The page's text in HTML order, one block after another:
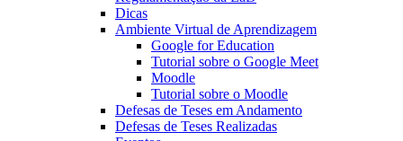
Dicas
Ambiente Virtual de Aprendizagem
Google for Education
Tutorial sobre o Google Meet
Moodle
Tutorial sobre o Moodle
Defesas de Teses em Andamento
Defesas de Teses Realizadas